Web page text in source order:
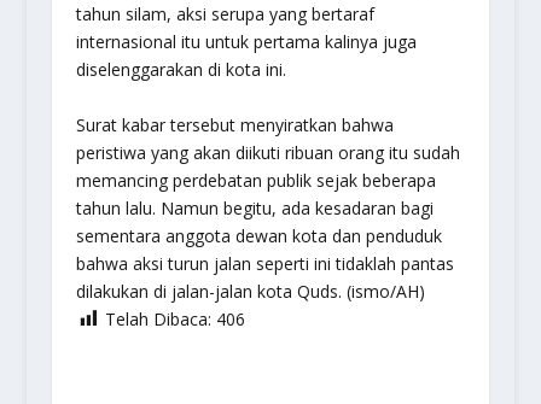
tahun silam, aksi serupa yang bertaraf
internasional itu untuk pertama kalinya juga
diselenggarakan di kota ini.
Surat kabar tersebut menyiratkan bahwa
peristiwa yang akan diikuti ribuan orang itu sudah
memancing perdebatan publik sejak beberapa
tahun lalu. Namun begitu, ada kesadaran bagi
sementara anggota dewan kota dan penduduk
bahwa aksi turun jalan seperti ini tidaklah pantas
dilakukan di jalan-jalan kota Quds. (ismo/AH)
Telah Dibaca: 406